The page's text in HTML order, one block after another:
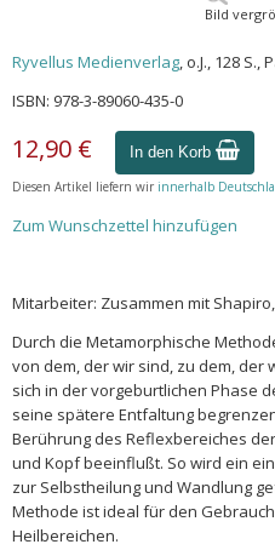
Bild
Ryvellus Medienverlag, o.J., 128 S.,
ISBN: 978-3-89060-435-0
12,90 € In den Korb
Diesen Artikel liefern wir innerhalb
Zum Wunschzettel hinzufügen
Mitarbeiter: Zusammen mit
Durch die Metamorphische
von dem, der wir sind, zu dem, der
sich in der vorgeburtlichen Phase
seine spätere Entfaltung
Berührung des Reflexbereiches
und Kopf beeinflußt. So wird ein
zur Selbstheilung und Wandlung
Methode ist ideal für den
Heilbereichen.